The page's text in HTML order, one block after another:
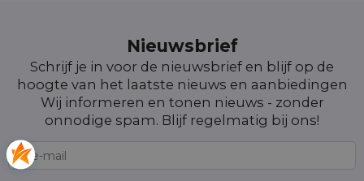
Nieuwsbrief
Schrijf je in voor de nieuwsbrief en blijf op de
hoogte van het laatste nieuws en aanbiedingen
Wij informeren en tonen nieuws - zonder
onnodige spam. Blijf regelmatig bij ons!